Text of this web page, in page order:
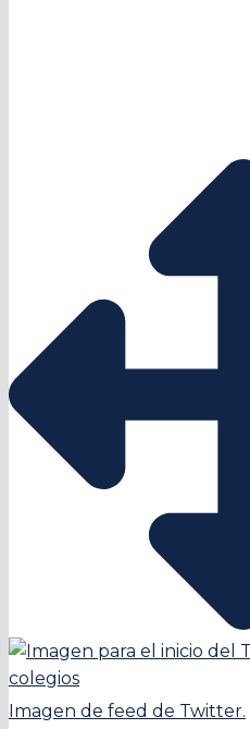
Imagen de feed de Twitter.